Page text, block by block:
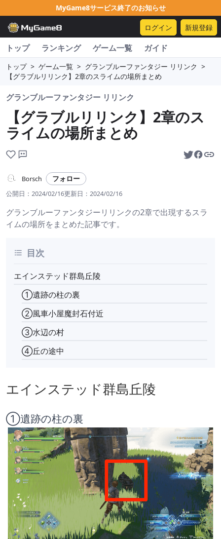
MyGame8サービス終了のお知らせ
ログイン 新規登録
トップ ランキング ゲーム一覧 ガイド
トップ > ゲーム一覧 > グランブルーファンタジー リリンク >
【グラブルリリンク】2章のスライムの場所まとめ
グランブルーファンタジー リリンク
【グラブルリリンク】2章のス
ライムの場所まとめ
Borsch フォロー
公開日： 2024/02/16更新日： 2024/02/16
グランブルーファンタジーリリンクの2章で出現するスラ
イムの場所をまとめた記事です。
目次
エインステッド群島丘陵
①遺跡の柱の裏
②風車小屋魔封石付近
③水辺の村
④丘の途中
エインステッド群島丘陵
①遺跡の柱の裏